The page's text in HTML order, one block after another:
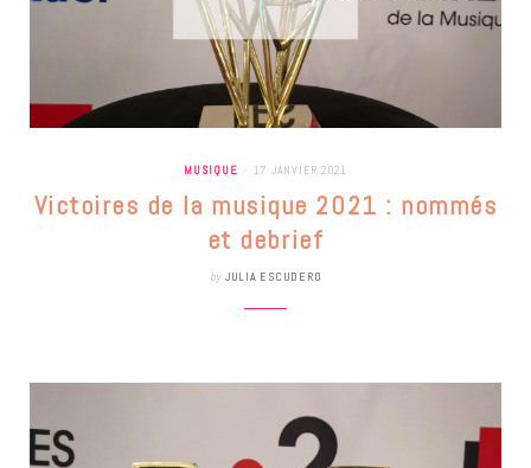
MUSIQUE 17 JANVIER 2021
Victoires de la musique 2021 : nommés
et debrief
by JULIA ESCUDERO